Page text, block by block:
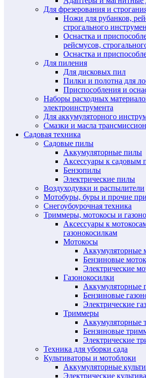
Для фрезерования и
Ножи для рубанков,
строгального
Оснастка и
рейсмусов,
Оснастка и
Для пиления
Для дисковых пил
Пилки и полотна для
Приспособления и
Наборы расходных
электроинструмента
Для аккумуляторного
Смазки и масла
Садовая техника
Садовые пилы
Аккумуляторные пилы
Аксессуары к садовым
Бензопилы
Электрические пилы
Воздуходувки и распылители
Мотобуры, буры и прочие
Снегоубоурочная техника
Триммеры, мотокосы и
Аксессуары к
газонокосилкам
Мотокосы
Аккумуляторные
Бензиновые
Электрические
Газонокосилки
Аккумуляторные
Бензиновые
Электрические
Триммеры
Аккумуляторные
Бензиновые
Электрические
Техника для уборки сада
Культиваторы и мотоблоки
Аккумуляторные
Электрические